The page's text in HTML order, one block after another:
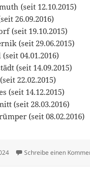
(seit 12.10.2015)
26.09.2016)
(seit 19.10.2015)
(seit 29.06.2015)
04.01.2016)
(seit 14.09.2015)
22.02.2015)
(seit 14.12.2015)
(seit 28.03.2016)
(seit 08.02.2016)
Schreibe einen